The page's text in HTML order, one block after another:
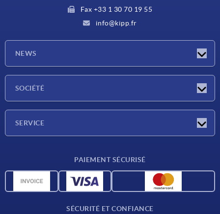
Fax +33 1 30 70 19 55
info@kipp.fr
NEWS
SOCIÉTÉ
SERVICE
Données CAO
PAIEMENT SÉCURISÉ
SÉCURITÉ ET CONFIANCE